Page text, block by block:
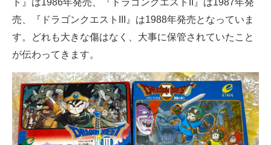
ト』は1986年発売、『ドラゴンクエストII』は1987年発
売、『ドラゴンクエストIII』は1988年発売となっていま
す。どれも大きな傷はなく、大事に保管されていたこと
が伝わってきます。